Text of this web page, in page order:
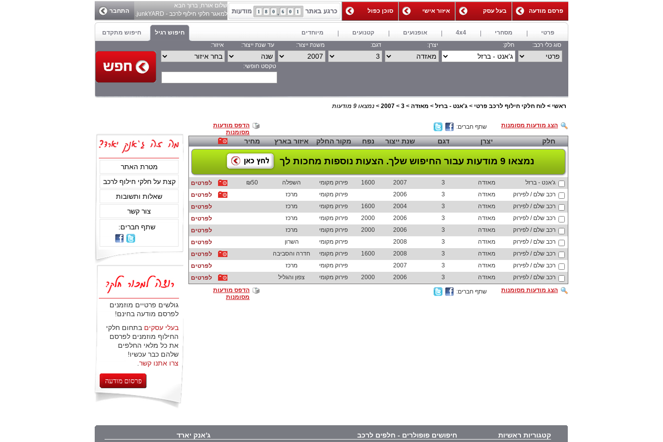
פרסם מודעה בעל עסק איזור אישי סוכן כפול 1
0
6 ,
0
8
1
שלום אורח, ברוך הבא
למאגר חלקי חילוף לרכב - junkYARD.
התחבר
חיפוש מתקדם חיפוש רגיל פרטי מסחרי 4x4 אופנועים קטנועים
מיוחדים
סוג כלי רכב:
חלק: יצרן: דגם: משנת ייצור: עד שנת ייצור: איזור:
טקסט חופשי:
ראשי > לוח חלקי חילוף לרכב פרטי > ג'אנט - ברזל > מאזדה >
3
>
2007
> נמצאו 9 מודעות
הצג מודעות מסומנות
הדפס מודעות
מסומנות
שתף חברים:
חלק יצרן דגם שנת ייצור נפח מקור החלק איזור בארץ מחיר
נמצאו 9 מודעות עבור החיפוש שלך. הצעות נוספות מחכות לך
ג'אנט - ברזל מאזדה 3
2007
1600 פירוק מקומי השפלה ₪50
לפרטים
רכב שלם / לפירוק
מאזדה 3
2006 פירוק מקומי מרכז
לפרטים
רכב שלם / לפירוק
מאזדה 3
2004
1600 פירוק מקומי מרכז
לפרטים
רכב שלם / לפירוק
מאזדה 3
2006
2000 פירוק מקומי מרכז
לפרטים
רכב שלם / לפירוק
מאזדה 3
2006
2000 פירוק מקומי מרכז
לפרטים
רכב שלם / לפירוק
מאזדה 3
2008 פירוק מקומי השרון
לפרטים
רכב שלם / לפירוק
מאזדה 3
2008
1600 פירוק מקומי חדרה והסביבה
לפרטים
רכב שלם / לפירוק
מאזדה 3
2007 פירוק מקומי מרכז
לפרטים
רכב שלם / לפירוק
מאזדה 3
2006
2000 פירוק מקומי צפון והגליל
לפרטים
הצג מודעות מסומנות
הדפס מודעות
מסומנות
שתף חברים:
מטרת האתר
קצת על חלקי חילוף לרכב
שאלות ותשובות
צור קשר
שתף חברים:
גולשים פרטיים מוזמנים
לפרסם מודעה בחינם!
בעלי עסקים בתחום חלקי
החילוף מוזמנים לפרסם
את כל מלאי החלפים
שלהם כבר עכשיו!
צרו אתנו קשר
פרסום מודעה
קטגוריות ראשיות חיפושים פופולרים - חלפים לרכב ג'אנק יארד